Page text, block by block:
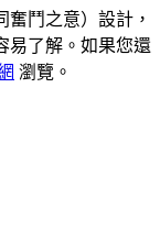
鬥之意）設計，
易了解。如果您還
瀏覽。